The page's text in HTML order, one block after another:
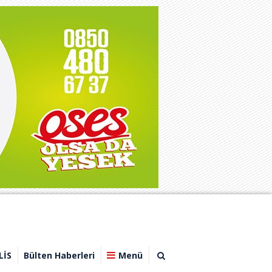
Bülten Haberleri Menü